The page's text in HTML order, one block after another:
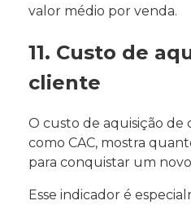
valor médio por venda.
11. Custo de
cliente
O custo de aquisição de
como CAC, mostra
para conquistar um
Esse indicador é